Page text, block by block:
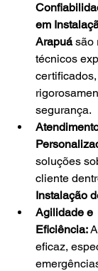
em
Arapuá são
técnicos
segurança.
soluções
cliente
Instalação
Agilidade e
Eficiência:
eficaz,